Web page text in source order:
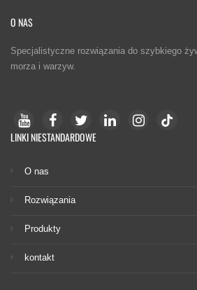
O NAS
Specjalistyczne rozwiązania do szybkiego
morza i warzyw.
LINKI NIESTANDARDOWE
O nas
Rozwiązania
Produkty
kontakt